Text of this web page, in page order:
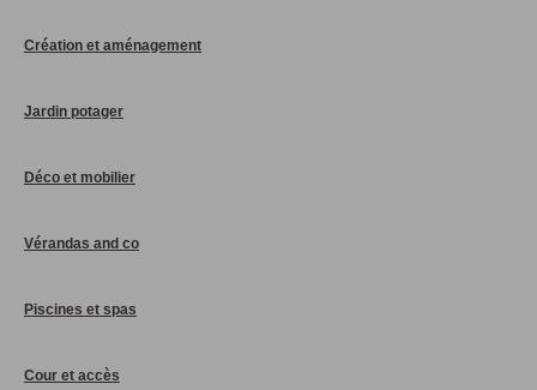
Création et aménagement
Jardin potager
Déco et mobilier
Vérandas and co
Piscines et spas
Cour et accès